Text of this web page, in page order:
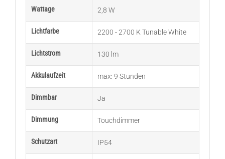
Wattage 2,8 W
Lichtfarbe 2200 - 2700 K Tunable White
Lichtstrom 130 lm
Akkulaufzeit max: 9 Stunden
Dimmbar Ja
Dimmung Touchdimmer
Schutzart IP54